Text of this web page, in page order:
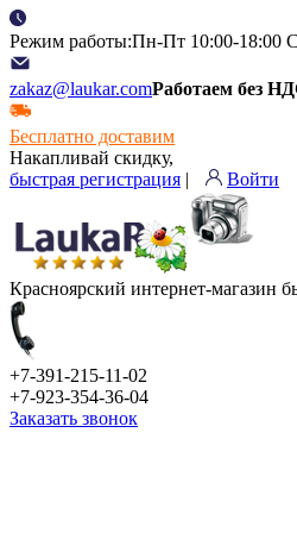
Режим работы:Пн-Пт 10:00-18:00
zakaz@laukar.comРаботаем без
Бесплатно доставим
Накапливай скидку,
быстрая регистрация | Войти
Красноярский интернет-магазин
+7-391-215-11-02
+7-923-354-36-04
Заказать звонок